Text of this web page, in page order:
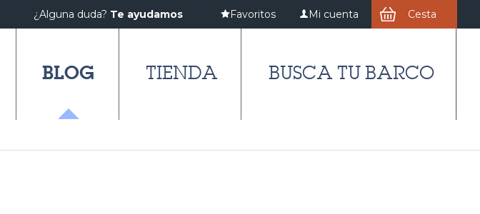
¿Alguna duda? Te ayudamos Favoritos Mi cuenta Cesta
BLOG TIENDA BUSCA TU BARCO